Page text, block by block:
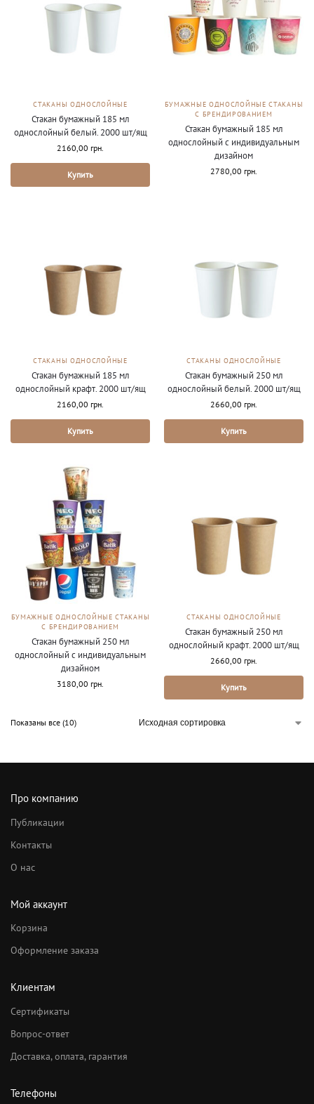
СТАКАНЫ ОДНОСЛОЙНЫЕ
Стакан бумажный 185 мл
однослойный белый. 2000 шт/ящ
2160,00 грн.
Купить
БУМАЖНЫЕ ОДНОСЛОЙНЫЕ СТАКАНЫ
С БРЕНДИРОВАНИЕМ
Стакан бумажный 185 мл
однослойный с индивидуальным
дизайном
2780,00 грн.
СТАКАНЫ ОДНОСЛОЙНЫЕ
Стакан бумажный 185 мл
однослойный крафт. 2000 шт/ящ
2160,00 грн.
Купить
СТАКАНЫ ОДНОСЛОЙНЫЕ
Стакан бумажный 250 мл
однослойный белый. 2000 шт/ящ
2660,00 грн.
Купить
БУМАЖНЫЕ ОДНОСЛОЙНЫЕ СТАКАНЫ
С БРЕНДИРОВАНИЕМ
Стакан бумажный 250 мл
однослойный с индивидуальным
дизайном
3180,00 грн.
СТАКАНЫ ОДНОСЛОЙНЫЕ
Стакан бумажный 250 мл
однослойный крафт. 2000 шт/ящ
2660,00 грн.
Купить
Показаны все (10)
Про компанию
Публикации
Контакты
О нас
Мой аккаунт
Корзина
Оформление заказа
Клиентам
Сертификаты
Вопрос-ответ
Доставка, оплата, гарантия
Телефоны